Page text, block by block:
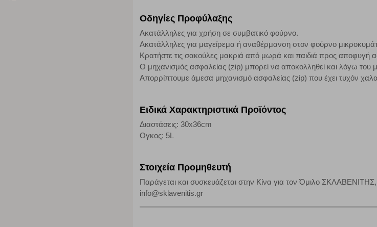
Οδηγίες Προφύλαξης
Ακατάλληλες για χρήση σε συμβατικό φούρνο.
Ακατάλληλες για μαγείρεμα ή αναθέρμανση στον φούρνο
Κρατήστε τις σακούλες μακριά από μωρά και παιδιά προς αποφυγή
Ο μηχανισμός ασφαλείας (zip) μπορεί να αποκολληθεί και λόγω του
Απορρίπτουμε άμεσα μηχανισμό ασφαλείας (zip) που έχει τυχόν
Ειδικά Χαρακτηριστικά Προϊόντος
Διαστάσεις: 30x36cm
Ογκος: 5L
Στοιχεία Προμηθευτή
Παράγεται και συσκευάζεται στην Κίνα για τον Όμιλο
info@sklavenitis.gr
Απολύτως απαραίτητα cookies
Η συγκεκριμένη κατηγορία cookies είναι απαραίτητη για τη λειτουργία του ιστότοπου και
αποκλείει ή να σας ειδοποιεί σχετικά με αυτά τα cookies, με το ενδεχόμενο σε αυτήν την περίπτωση